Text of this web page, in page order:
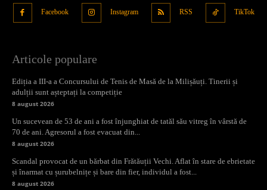
Facebook Instagram RSS TikTok
Articole populare
Ediția a III-a a Concursului de Tenis de Masă de la Milișăuți. Tinerii și
adulții sunt așteptați la competiție
8 august 2026
Un sucevean de 53 de ani a fost înjunghiat de tatăl său vitreg în vârstă de
70 de ani. Agresorul a fost evacuat din...
8 august 2026
Scandal provocat de un bărbat din Frătăuții Vechi. Aflat în stare de ebrietate
și înarmat cu șurubelnițe și bare din fier, individul a fost...
8 august 2026